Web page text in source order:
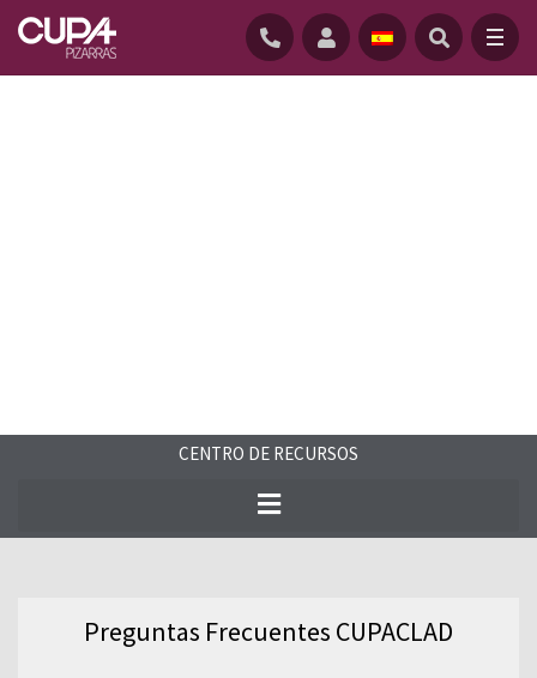
Encuentra respuestas a las preguntas
más frecuentes relacionadas con la
CENTRO DE RECURSOS
Preguntas Frecuentes CUPACLAD